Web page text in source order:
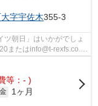
大字宇佐木355-3
ツ朝日」はいかがでしょ
またはinfo@t-rexfs.co.jp
等：- )
1ヶ月